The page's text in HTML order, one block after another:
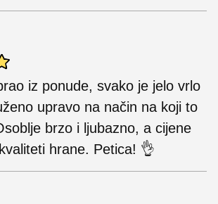
iz ponude, svako je jelo vrlo
upravo na način na koji to
brzo i ljubazno, a cijene
hrane. Petica! 👌